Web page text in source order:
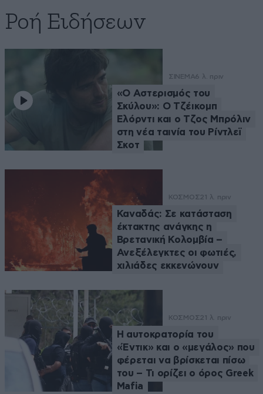
Ροή Ειδήσεων
ΣΙΝΕΜΑ6 λ. πριν
«Ο Αστερισμός του
Σκύλου»: Ο Τζέικομπ
Ελόρντι και ο Τζος Μπρόλιν
στη νέα ταινία του Ρίντλεϊ
Σκοτ
ΚΟΣΜΟΣ21 λ. πριν
Καναδάς: Σε κατάσταση
έκτακτης ανάγκης η
Βρετανική Κολομβία –
Ανεξέλεγκτες οι φωτιές,
χιλιάδες εκκενώνουν
ΚΟΣΜΟΣ21 λ. πριν
Η αυτοκρατορία του
«Έντικ» και ο «μεγάλος» που
φέρεται να βρίσκεται πίσω
του – Τι ορίζει ο όρος Greek
Mafia